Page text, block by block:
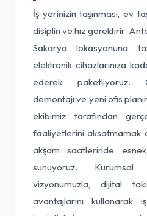
İş yerinizin taşınması, ev
disiplin ve hız gerektirir.
Sakarya lokasyonuna
elektronik cihazlarınıza
ederek paketliyoruz.
demontajı ve yeni ofis
ekibimiz tarafından
faaliyetlerini aksatmamak
akşam saatlerinde
sunuyoruz. Kurumsal
vizyonumuzla, dijital
avantajlarını kullanarak